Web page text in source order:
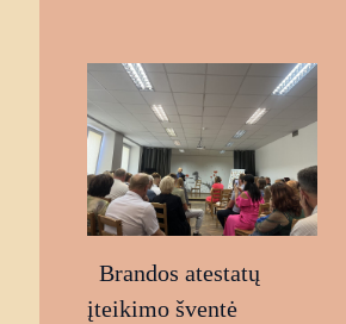
Brandos atestatų
įteikimo šventė